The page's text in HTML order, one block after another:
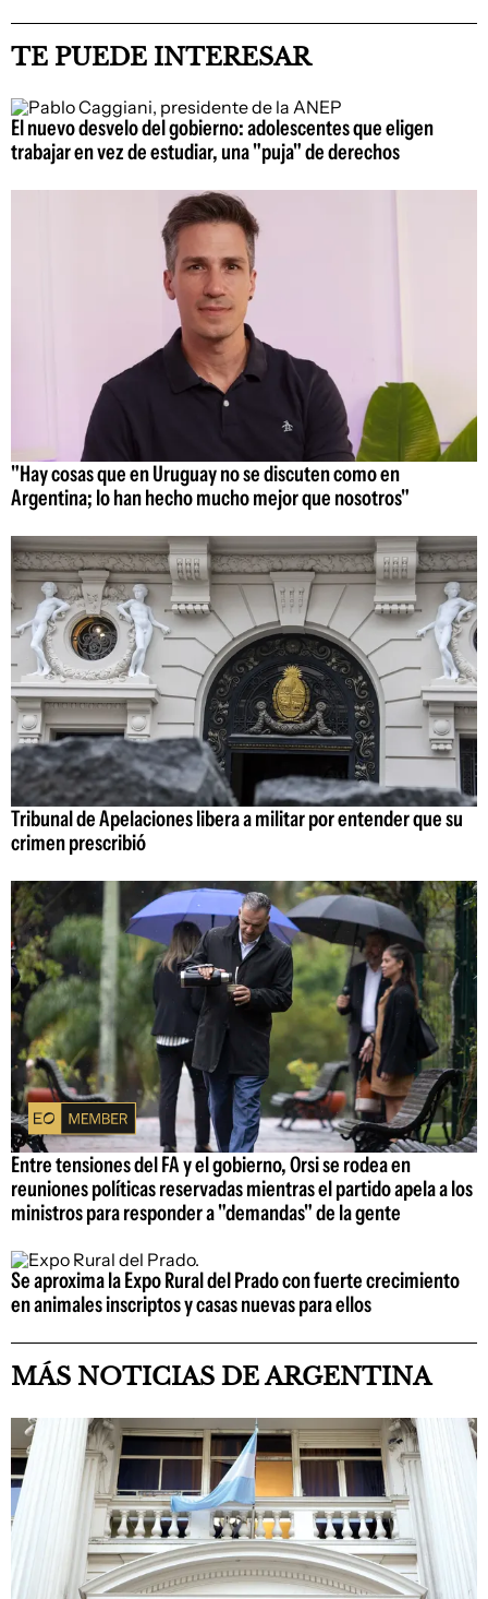
TE PUEDE INTERESAR
El nuevo desvelo del gobierno: adolescentes que eligen
trabajar en vez de estudiar, una "puja" de derechos
"Hay cosas que en Uruguay no se discuten como en
Argentina; lo han hecho mucho mejor que nosotros"
Tribunal de Apelaciones libera a militar por entender que su
crimen prescribió
Entre tensiones del FA y el gobierno, Orsi se rodea en
reuniones políticas reservadas mientras el partido apela a los
ministros para responder a "demandas" de la gente
Se aproxima la Expo Rural del Prado con fuerte crecimiento
en animales inscriptos y casas nuevas para ellos
MÁS NOTICIAS DE ARGENTINA